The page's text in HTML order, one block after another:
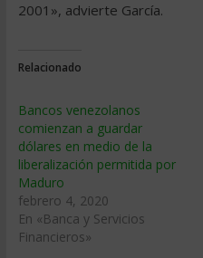
2001», advierte García.
Relacionado
Bancos venezolanos
comienzan a guardar
dólares en medio de la
liberalización permitida por
Maduro
febrero 4, 2020
En «Banca y Servicios
Financieros»